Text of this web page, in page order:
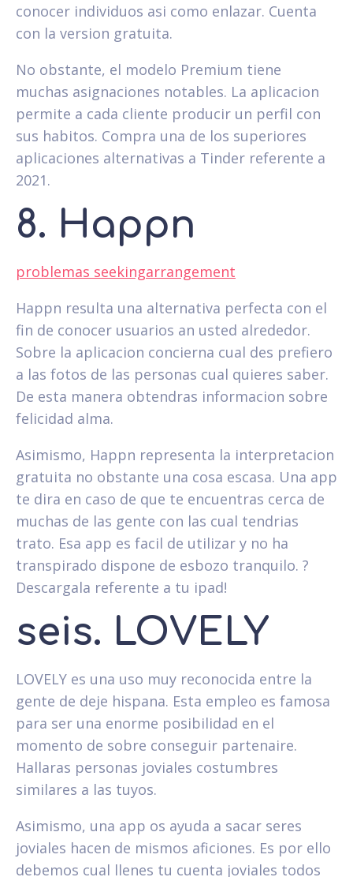
conocer individuos asi­ como enlazar. Cuenta
con la version gratuita.
No obstante, el modelo Premium tiene
muchas asignaciones notables. La aplicacion
permite a cada cliente producir un perfil con
sus habitos. Compra una de los superiores
aplicaciones alternativas a Tinder referente a
2021.
8. Happn
problemas seekingarrangement
Happn resulta una alternativa perfecta con el
fin de conocer usuarios an usted alrededor.
Sobre la aplicacion concierna cual des prefiero
a las fotos de las personas cual quieres saber.
De esta manera obtendras informacion sobre
felicidad alma.
Asimismo, Happn representa la interpretacion
gratuita no obstante una cosa escasa. Una app
te dira en caso de que te encuentras cerca de
muchas de las gente con las cual tendri­as
trato. Esa app es facil de utilizar y no ha
transpirado dispone de esbozo tranquilo. ?
Descargala referente a tu ipad!
seis. LOVELY
LOVELY es una uso muy reconocida entre la
gente de deje hispana. Esta empleo es famosa
para ser una enorme posibilidad en el
momento de sobre conseguir partenaire.
Hallaras personas joviales costumbres
similares a las tuyos.
Asimismo, una app os ayuda a sacar seres
joviales hacen de mismos aficiones. Es por ello
debemos cual llenes tu cuenta joviales todos